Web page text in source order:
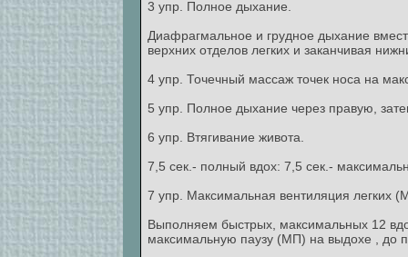
3 упр. Полное дыхание.
Диафрагмальное и грудное дыхание
верхних отделов легких и заканчивая
4 упр. Точечный массаж точек носа на
5 упр. Полное дыхание через правую,
6 упр. Втягивание живота.
7,5 сек.- полный вдох: 7,5 сек.-
7 упр. Максимальная вентиляция легких
Выполняем быстрых, максимальных 12
максимальную паузу (МП) на выдохе , до